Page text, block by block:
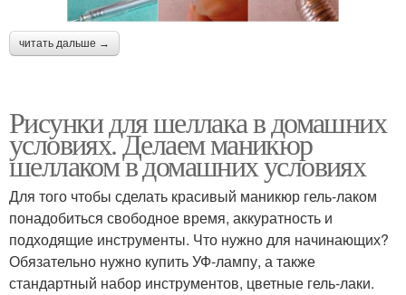
читать дальше →
Рисунки для шеллака в домашних
условиях. Делаем маникюр
шеллаком в домашних условиях
Для того чтобы сделать красивый маникюр гель-лаком
понадобиться свободное время, аккуратность и
подходящие инструменты. Что нужно для начинающих?
Обязательно нужно купить УФ-лампу, а также
стандартный набор инструментов, цветные гель-лаки.